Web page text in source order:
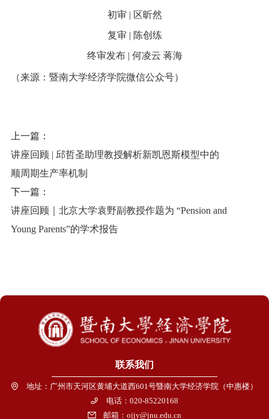
初审 | 区昕然
复审 | 陈创练
终审发布 | 何凌云 蒋海
（来源：暨南大学经济学院微信公众号）
上一篇：
讲座回顾 | 邱哲圣助理教授解析新凯恩斯模型中的
顺周期生产率机制
下一篇：
讲座回顾｜北京大学袁野副教授作题为 “Pension and
Young Parents”的学术报告
联系我们
地址：广州市天河区黄埔大道西601号暨南大学经济学院（中惠楼）
电话：020-85220168
邮箱：ojjy@jnu.edu.cn